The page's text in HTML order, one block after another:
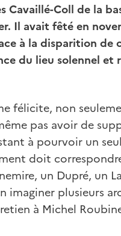
Cavaillé-Coll de la
Il avait fêté en
à la disparition de
du lieu solennel et
félicite, non
pas avoir de
à pourvoir un
doit
un Dupré, un
imaginer plusieurs
à Michel